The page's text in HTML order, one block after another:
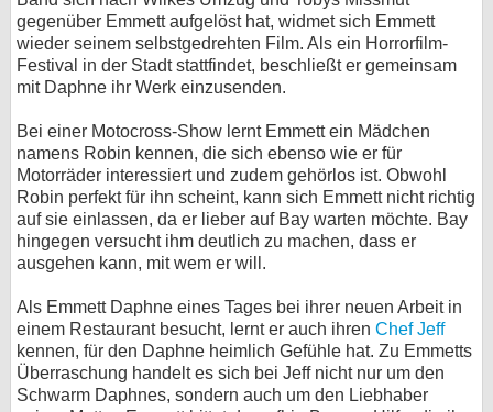
gegenüber Emmett aufgelöst hat, widmet sich Emmett
wieder seinem selbstgedrehten Film. Als ein Horrorfilm-
Festival in der Stadt stattfindet, beschließt er gemeinsam
mit Daphne ihr Werk einzusenden.
Bei einer Motocross-Show lernt Emmett ein Mädchen
namens Robin kennen, die sich ebenso wie er für
Motorräder interessiert und zudem gehörlos ist. Obwohl
Robin perfekt für ihn scheint, kann sich Emmett nicht richtig
auf sie einlassen, da er lieber auf Bay warten möchte. Bay
hingegen versucht ihm deutlich zu machen, dass er
ausgehen kann, mit wem er will.
Als Emmett Daphne eines Tages bei ihrer neuen Arbeit in
einem Restaurant besucht, lernt er auch ihren Chef Jeff
kennen, für den Daphne heimlich Gefühle hat. Zu Emmetts
Überraschung handelt es sich bei Jeff nicht nur um den
Schwarm Daphnes, sondern auch um den Liebhaber